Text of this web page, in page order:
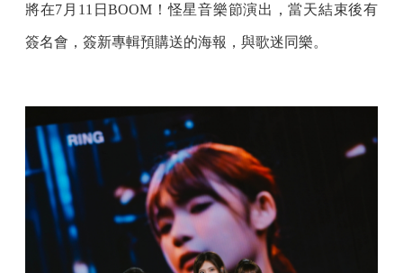
將在7月11日BOOM！怪星音樂節演出，當天結束後有
簽名會，簽新專輯預購送的海報，與歌迷同樂。